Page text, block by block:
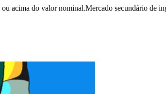
ou acima do valor nominal.Mercado secundário de